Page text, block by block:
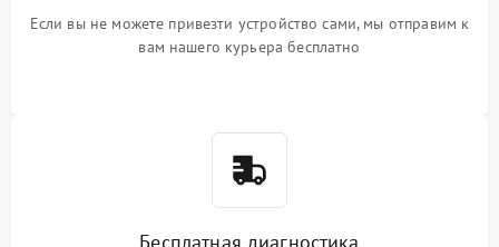
Если вы не можете привезти устройство сами, мы отправим к
вам нашего курьера бесплатно
Бесплатная диагностика